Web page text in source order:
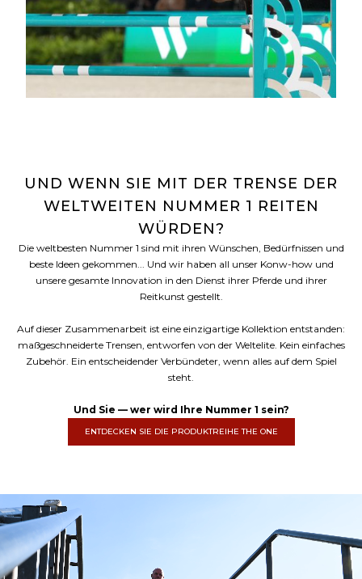
UND WENN SIE MIT DER TRENSE DER
WELTWEITEN NUMMER 1 REITEN
WÜRDEN?
Die weltbesten Nummer 1 sind mit ihren Wünschen, Bedürfnissen und
beste Ideen gekommen... Und wir haben all unser Konw-how und
unsere gesamte Innovation in den Dienst ihrer Pferde und ihrer
Reitkunst gestellt.
Auf dieser Zusammenarbeit ist eine einzigartige Kollektion entstanden:
maßgeschneiderte Trensen, entworfen von der Weltelite. Kein einfaches
Zubehör. Ein entscheidender Verbündeter, wenn alles auf dem Spiel
steht.
Und Sie — wer wird Ihre Nummer 1 sein?
ENTDECKEN SIE DIE PRODUKTREIHE THE ONE